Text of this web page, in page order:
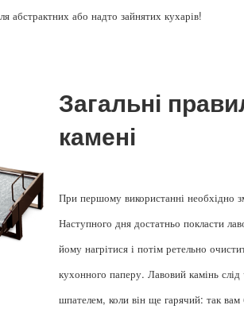
абстрактних або надто зайнятих кухарів!
Загальні
камені
При першому використанні необхідно
Наступного дня достатньо покласти
йому нагрітися і потім ретельно
кухонного паперу. Лавовий камінь
шпателем, коли він ще гарячий: так вам